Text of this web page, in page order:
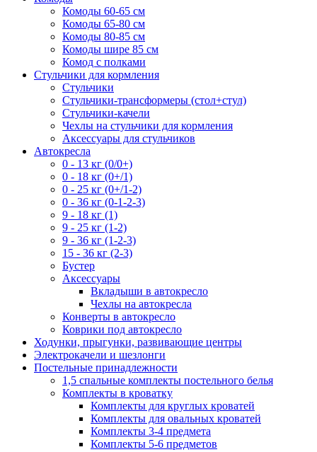
Комоды 60-65 см
Комоды 65-80 см
Комоды 80-85 см
Комоды шире 85 см
Комод с полками
Стульчики для кормления
Стульчики
Стульчики-трансформеры (стол+стул)
Стульчики-качели
Чехлы на стульчики для кормления
Аксессуары для стульчиков
Автокресла
0 - 13 кг (0/0+)
0 - 18 кг (0+/1)
0 - 25 кг (0+/1-2)
0 - 36 кг (0-1-2-3)
9 - 18 кг (1)
9 - 25 кг (1-2)
9 - 36 кг (1-2-3)
15 - 36 кг (2-3)
Бустер
Аксессуары
Вкладыши в автокресло
Чехлы на автокресла
Конверты в автокресло
Коврики под автокресло
Ходунки, прыгунки, развивающие центры
Электрокачели и шезлонги
Постельные принадлежности
1,5 спальные комплекты постельного белья
Комплекты в кроватку
Комплекты для круглых кроватей
Комплекты для овальных кроватей
Комплекты 3-4 предмета
Комплекты 5-6 предметов